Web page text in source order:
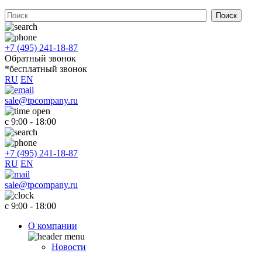
+7 (495) 241-18-87
Обратный звонок
*бесплатный звонок
RU EN
sale@tpcompany.ru
с 9:00 - 18:00
+7 (495) 241-18-87
RU EN
sale@tpcompany.ru
c 9:00 - 18:00
О компании
Новости